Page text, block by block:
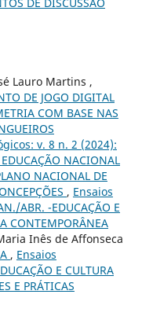
DE DISCUSSÃO
Lauro Martins ,
DE JOGO DIGITAL
COM BASE NAS
v. 8 n. 2 (2024):
NACIONAL
NACIONAL DE
, Ensaios
ABR. -EDUCAÇÃO E
CONTEMPORÂNEA
Inês de Affonseca
, Ensaios
E CULTURA
E PRÁTICAS